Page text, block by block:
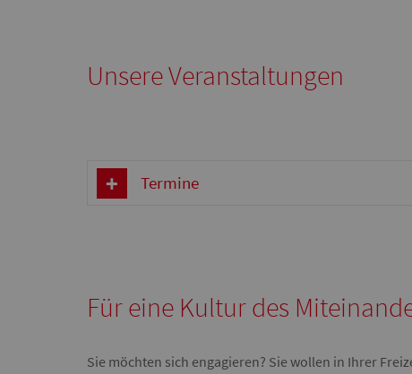
Unsere Veranstaltungen
Termine
Für eine Kultur des
Sie möchten sich engagieren? Sie wollen in Ihrer